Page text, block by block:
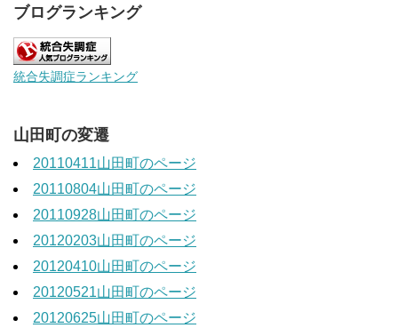
ブログランキング
統合失調症ランキング
山田町の変遷
20110411山田町のページ
20110804山田町のページ
20110928山田町のページ
20120203山田町のページ
20120410山田町のページ
20120521山田町のページ
20120625山田町のページ